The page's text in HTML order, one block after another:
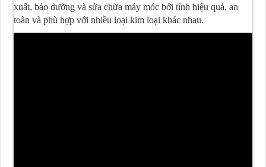
xuất, bảo dưỡng và sửa chữa máy móc bởi tính hiệu quả, an
toàn và phù hợp với nhiều loại kim loại khác nhau.